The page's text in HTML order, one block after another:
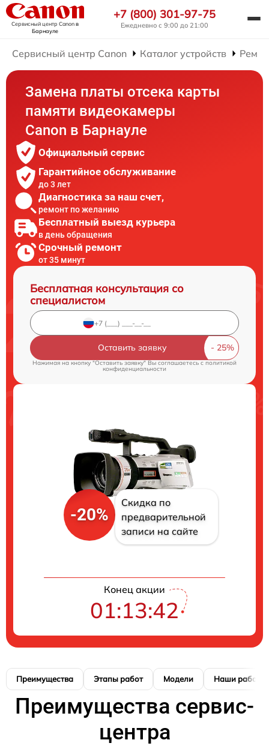
Сервисный центр Canonв
Барнауле
+7 (800) 301-97-75
Ежедневно с 9:00 до 21:00
Сервисный центр Canon Каталог устройств
Замена платы отсека карты
памяти видеокамеры
Canon в Барнауле
Официальный сервис
Гарантийное обслуживание
до 3 лет
Диагностика за наш счет,
ремонт по желанию
Бесплатный выезд курьера
в день обращения
Срочный ремонт
от 35 минут
Бесплатная консультация со
специалистом
Оставить заявку
Нажимая на кнопку "Оставить заявку" Вы соглашаетесь cполитикой
конфиденциальности
-20%
Скидка по
предварительной
записи на сайте
Конец акции
01:13:41
Преимущества Этапы работ Модели Наши работы
Преимущества сервис-
центра